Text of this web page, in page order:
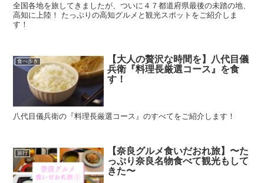
全国各地を旅してきましたが、ついに４７都道府県最後の未踏の地、
高知に上陸！ たっぷりの高知グルメと観光スポットをご紹介しま
す！
食べ歩き
【大人の贅沢な時間を】八代目儀
兵衛『料理長厳選コース』を食
す！
八代目儀兵衛の『料理長厳選コース』のすべてをご紹介します！
旅行
【奈良グルメ食いだおれ旅】〜た
っぷり奈良名物食べて観光もして
きた〜